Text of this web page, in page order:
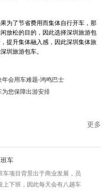
为了节省费用而集体自行开车，那
放松的目的，因此选择深圳旅游包
提升集体融入感，因此深圳集体旅
圳旅游包车。
会用车难题-鸿鸣巴士
您保障出游安排
更多
时用车
用车包车背景：政府机构考
车
车项目背景出于商业发展，员
下班，因此每天会有八趟车